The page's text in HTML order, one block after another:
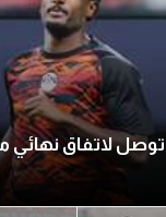
لاتفاق نهائي